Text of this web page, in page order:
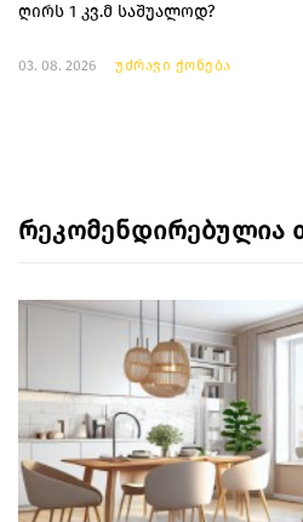
ღირს 1 კვ.მ საშუალოდ?
03. 08. 2026 უძრავი ქონება
რეკომენდირებულია